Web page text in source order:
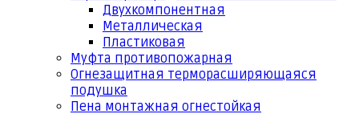
Двухкомпонентная
Металлическая
Пластиковая
Муфта противопожарная
Огнезащитная терморасширяющаяся
подушка
Пена монтажная огнестойкая